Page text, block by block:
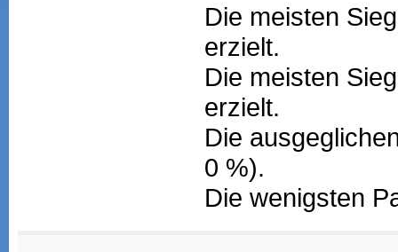
Die meisten
erzielt.
Die meisten
erzielt.
Die
0 %).
Die wenigsten